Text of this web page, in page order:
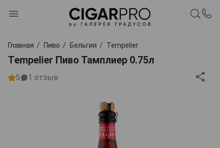
Главная Пиво Бельгия Tempelier
Tempelier Пиво Тамплиер 0.75л
5 1 отзыв